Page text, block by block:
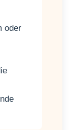
oder